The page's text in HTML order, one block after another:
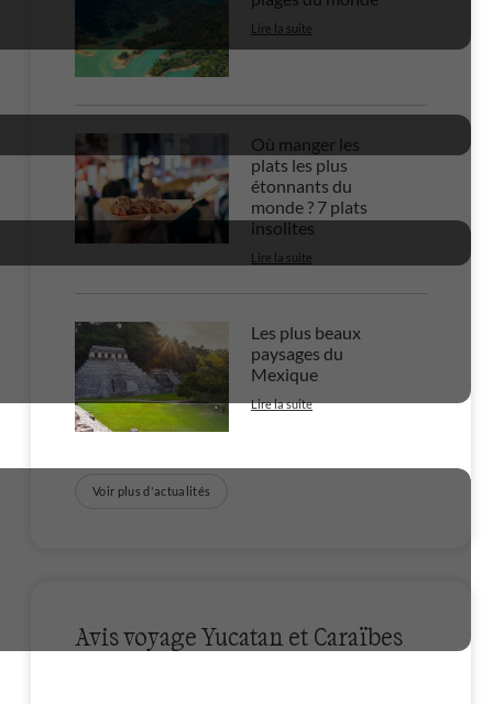
Lire la suite
Où manger les
plats les plus
étonnants du
monde ? 7 plats
insolites
Lire la suite
Les plus beaux
paysages du
Mexique
Lire la suite
Voir plus d'actualités
Avis voyage Yucatan et Caraïbes